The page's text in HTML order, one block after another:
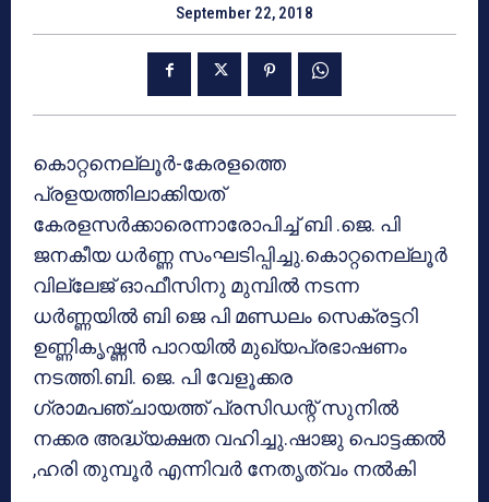
September 22, 2018
കൊറ്റനെല്ലൂര്‍-കേരളത്തെ
പ്രളയത്തിലാക്കിയത്
കേരളസര്‍ക്കാരെന്നാരോപിച്ച് ബി .ജെ. പി
ജനകീയ ധര്‍ണ്ണ സംഘടിപ്പിച്ചു.കൊറ്റനെല്ലൂര്‍
വില്ലേജ് ഓഫീസിനു മുമ്പില്‍ നടന്ന
ധര്‍ണ്ണയില്‍ ബി ജെ പി മണ്ഡലം സെക്രട്ടറി
ഉണ്ണികൃഷ്ണന്‍ പാറയില്‍ മുഖ്യപ്രഭാഷണം
നടത്തി.ബി. ജെ. പി വേളൂക്കര
ഗ്രാമപഞ്ചായത്ത് പ്രസിഡന്റ് സുനില്‍
നക്കര അദ്ധ്യക്ഷത വഹിച്ചു.ഷാജു പൊട്ടക്കല്‍
,ഹരി തുമ്പൂര്‍ എന്നിവര്‍ നേതൃത്വം നല്‍കി